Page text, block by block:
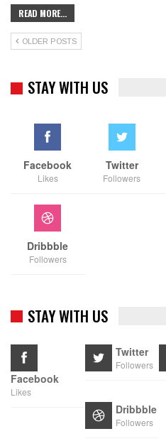
READ MORE...
OLDER POSTS
STAY WITH US
Facebook
Likes
Twitter
Followers
Dribbble
Followers
STAY WITH US
Facebook
Likes
Twitter
Followers
Dribbble
Followers